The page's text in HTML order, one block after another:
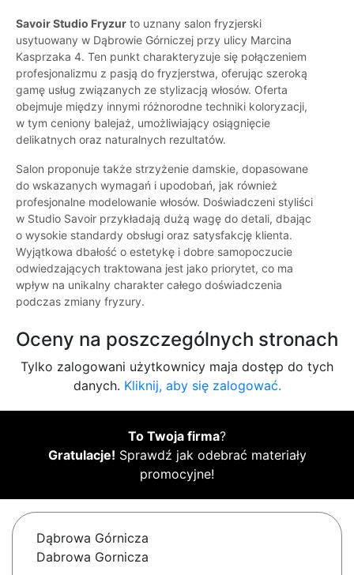
Savoir Studio Fryzur to uznany salon fryzjerski
usytuowany w Dąbrowie Górniczej przy ulicy Marcina
Kasprzaka 4. Ten punkt charakteryzuje się połączeniem
profesjonalizmu z pasją do fryzjerstwa, oferując szeroką
gamę usług związanych ze stylizacją włosów. Oferta
obejmuje między innymi różnorodne techniki koloryzacji,
w tym ceniony balejaż, umożliwiający osiągnięcie
delikatnych oraz naturalnych rezultatów.
Salon proponuje także strzyżenie damskie, dopasowane
do wskazanych wymagań i upodobań, jak również
profesjonalne modelowanie włosów. Doświadczeni styliści
w Studio Savoir przykładają dużą wagę do detali, dbając
o wysokie standardy obsługi oraz satysfakcję klienta.
Wyjątkowa dbałość o estetykę i dobre samopoczucie
odwiedzających traktowana jest jako priorytet, co ma
wpływ na unikalny charakter całego doświadczenia
podczas zmiany fryzury.
Oceny na poszczególnych stronach
Tylko zalogowani użytkownicy maja dostęp do tych
danych. Kliknij, aby się zalogować.
To Twoja firma?
Gratulacje! Sprawdź jak odebrać materiały
promocyjne!
Dąbrowa Górnicza
Dabrowa Gornicza